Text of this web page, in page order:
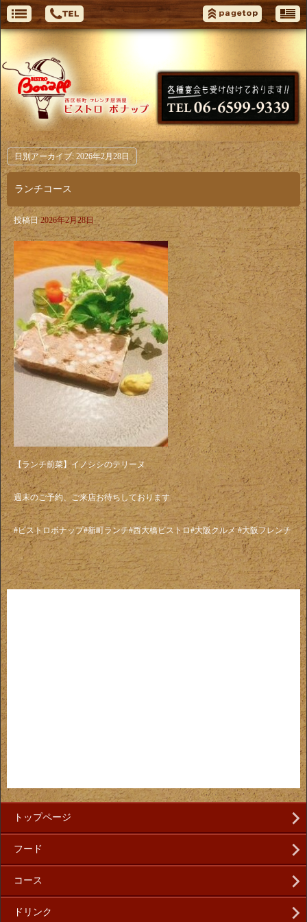
日別アーカイブ: 2026年2月28日
ランチコース
投稿日 2026年2月28日
【ランチ前菜】イノシシのテリーヌ
週末のご予約、ご来店お待ちしております
#ビストロボナップ#新町ランチ#西大橋ビストロ#大阪クルメ #大阪フレンチ
トップページ
フード
コース
ドリンク